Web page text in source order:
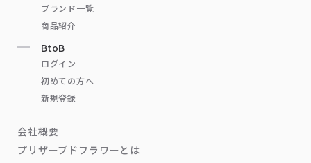
ブランド一覧
商品紹介
BtoB
ログイン
初めての方へ
新規登録
会社概要
プリザーブドフラワーとは